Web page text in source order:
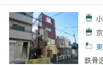
鉄骨